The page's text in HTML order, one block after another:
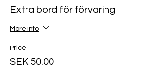
Extra bord för förvaring
More info
Price
SEK 50.00